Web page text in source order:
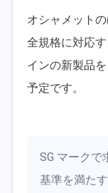
オシャメット
全規格に対応
インの新製品
予定です。
SG マークで
基準を満た